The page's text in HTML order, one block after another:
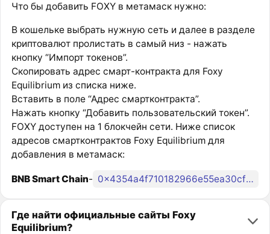
Что бы добавить FOXY в метамаск нужно:
В кошельке выбрать нужную сеть и далее в разделе
криптовалют пролистать в самый низ - нажать
кнопку “Импорт токенов”.
Скопировать адрес смарт-контракта для Foxy
Equilibrium из списка ниже.
Вставить в поле “Адрес смартконтракта”.
Нажать кнопку “Добавить пользовательский токен”.
FOXY доступен на 1 блокчейн сети. Ниже список
адресов смартконтрактов Foxy Equilibrium для
добавления в метамаск:
BNB Smart Chain- 0x4354a4f710182966e55ea30cfa807fa1b821a67b
Где найти официальные сайты Foxy
Equilibrium?